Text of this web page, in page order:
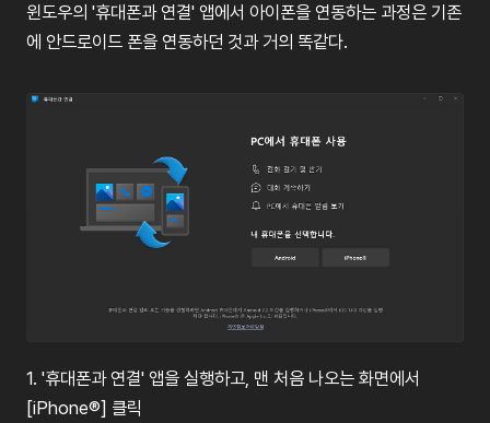
윈도우의 '휴대폰과 연결' 앱에서 아이폰을 연동하는 과정은 기존
에 안드로이드 폰을 연동하던 것과거의 똑같다.
1. '휴대폰과 연결' 앱을 실행하고, 맨 처음 나오는 화면에서
[iPhone®] 클릭